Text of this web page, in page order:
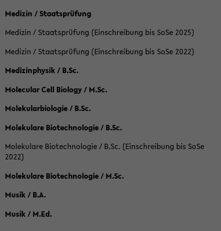
Medizin / Staatsprüfung
Medizin / Staatsprüfung (Einschreibung bis SoSe 2025)
Medizin / Staatsprüfung (Einschreibung bis SoSe 2022)
Medizinphysik / B.Sc.
Molecular Cell Biology / M.Sc.
Molekularbiologie / B.Sc.
Molekulare Biotechnologie / B.Sc.
Molekulare Biotechnologie / B.Sc. (Einschreibung bis SoSe
2022)
Molekulare Biotechnologie / M.Sc.
Musik / B.A.
Musik / M.Ed.